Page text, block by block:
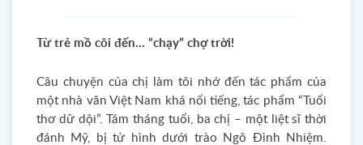
Từ trẻ mồ côi đến… “chạy” chợ trời!
Câu chuyện của chị làm tôi nhớ đến tác phẩm của
một nhà văn Việt Nam khá nổi tiếng, tác phẩm “Tuổi
thơ dữ dội”. Tám tháng tuổi, ba chị – một liệt sĩ thời
đánh Mỹ, bị tử hình dưới trào Ngô Đình Nhiệm.